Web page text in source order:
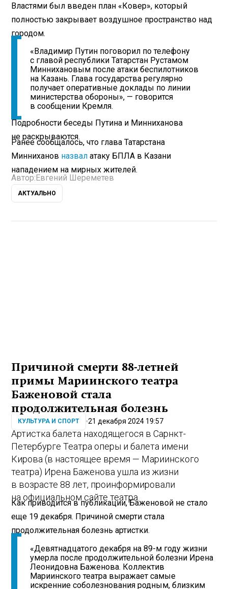
Властями был введен план «Ковер», который
полностью закрывает воздушное пространство над
городом.
«Владимир Путин поговорил по телефону
с главой республики Татарстан Рустамом
Миннихановым после атаки беспилотников
на Казань. Глава государства регулярно
получает оперативные доклады по линии
министерства обороны», — говорится
в сообщении Кремля.
Подробности беседы Путина и Минниханова
не раскрываются.
Ранее сообщалось, что глава Татарстана
Минниханов назвал атаку БПЛА в Казани
нападением на мирных жителей.
Автор: Евгений Шереметев
АКТУАЛЬНО
Причиной смерти 88-летней
примы Мариинского театра
Баженовой стала
продолжительная болезнь
КУЛЬТУРА И СПОРТ 21 декабря 2024 19:57
Артистка балета находящегося в Сарнкт-
Петербурге Театра оперы и балета имени
Кирова (в настоящее время — Мариинского
театра) Ирена Баженова ушла из жизни
в возрасте 88 лет, проинформировали
на официальном сайте театра.
Как приводится в публикации, Баженовой не стало
еще 19 декабря. Причиной смерти стала
продолжительная болезнь артистки.
«Девятнадцатого декабря на 89-м году жизни
умерла после продолжительной болезни Ирена
Леонидовна Баженова. Коллектив
Мариинского театра выражает самые
искренние соболезнования родным, близким